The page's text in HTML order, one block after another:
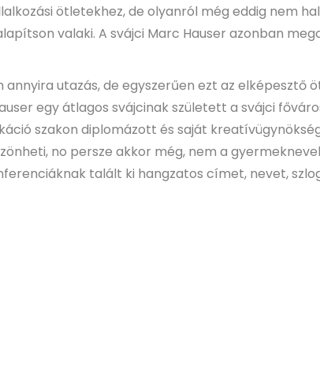
ötletekhez, de olyanról még eddig nem
valaki. A svájci Marc Hauser azonban
annyira utazás, de egyszerűen ezt az elképesztő
egy átlagos svájcinak született a svájci
szakon diplomázott és saját
no persze akkor még, nem a
talált ki hangzatos címet, nevet,